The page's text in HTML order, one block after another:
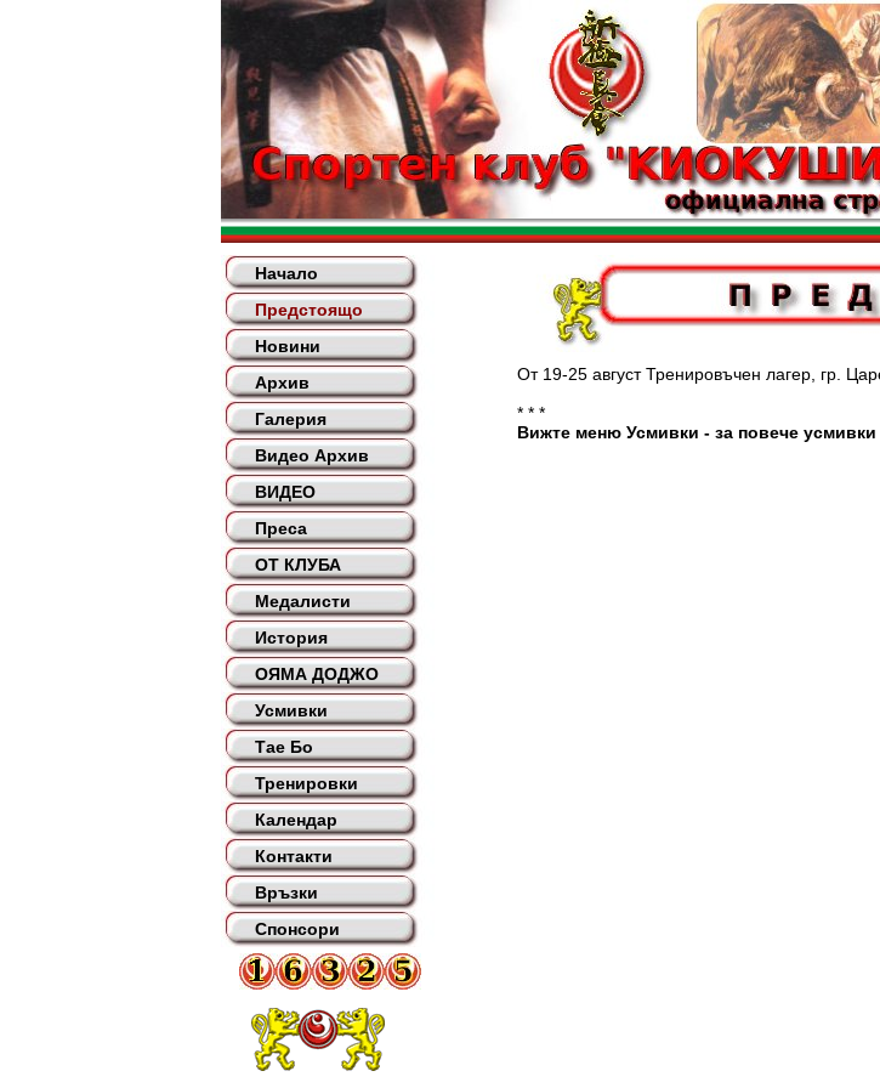
Начало
Предстоящо
Новини
Архив
Галерия
Видео Архив
ВИДЕО
Преса
ОТ КЛУБА
Медалисти
История
ОЯМА ДОДЖО
Усмивки
Тае Бо
Тренировки
Календар
Контакти
Връзки
Спонсори
От 19-25 август Тренировъчен лагер, гр.
* * *
Вижте меню Усмивки - за повече